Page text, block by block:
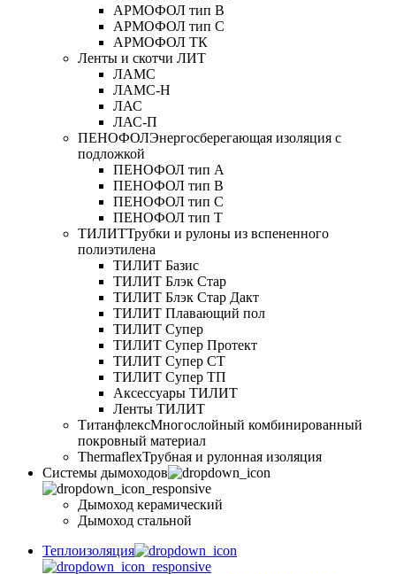
АРМОФОЛ тип В
АРМОФОЛ тип C
АРМОФОЛ ТК
Ленты и скотчи ЛИТ
ЛАМС
ЛАМС-Н
ЛАС
ЛАС-П
ПЕНОФОЛЭнергосберегающая изоляция с
подложкой
ПЕНОФОЛ тип А
ПЕНОФОЛ тип B
ПЕНОФОЛ тип C
ПЕНОФОЛ тип T
ТИЛИТТрубки и рулоны из вспененного
полиэтилена
ТИЛИТ Базис
ТИЛИТ Блэк Стар
ТИЛИТ Блэк Стар Дакт
ТИЛИТ Плавающий пол
ТИЛИТ Супер
ТИЛИТ Супер Протект
ТИЛИТ Супер СТ
ТИЛИТ Супер ТП
Аксессуары ТИЛИТ
Ленты ТИЛИТ
ТитанфлексМногослойный комбинированный
покровный материал
ThermaflexТрубная и рулонная изоляция
Cистемы дымоходов
Дымоход керамический
Дымоход стальной
Теплоизоляция